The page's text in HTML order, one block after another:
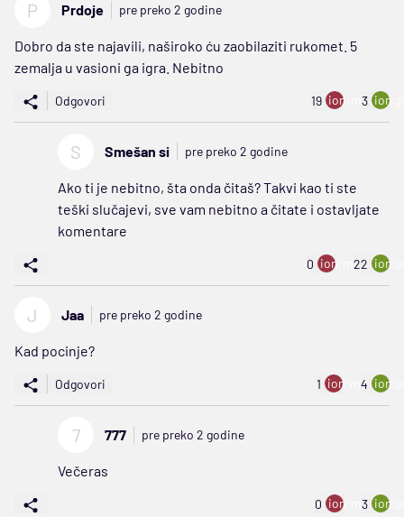
P Prdoje pre preko 2 godine
Dobro da ste najavili, naširoko ću zaobilaziti rukomet. 5
zemalja u vasioni ga igra. Nebitno
Odgovori 19 ion:minus
3
S Smešan si pre preko 2 godine
Ako ti je nebitno, šta onda čitaš? Takvi kao ti ste
teški slučajevi, sve vam nebitno a čitate i ostavljate
komentare
0 ion:minus
22
J Jaa pre preko 2 godine
Kad pocinje?
Odgovori 1 ion:minus
4
7 777 pre preko 2 godine
Večeras
0 ion:minus
3